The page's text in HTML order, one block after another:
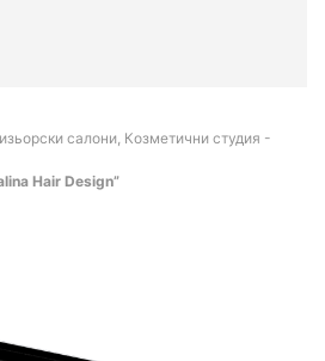
салони, Козметични студия -
Hair Design”